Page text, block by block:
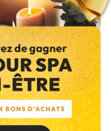
sur-Orge
sur-Orge
yvette
Bâcle
Buisson
Aubin
Yvette
du-Bois